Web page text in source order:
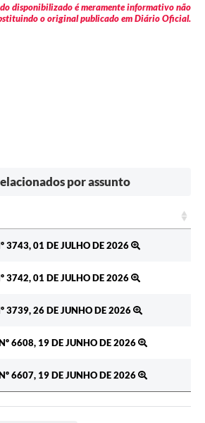
disponibilizado é meramente informativo não
o original publicado em Diário Oficial.
por assunto
3743, 01 DE JULHO DE 2026
3742, 01 DE JULHO DE 2026
3739, 26 DE JUNHO DE 2026
6608, 19 DE JUNHO DE 2026
6607, 19 DE JUNHO DE 2026